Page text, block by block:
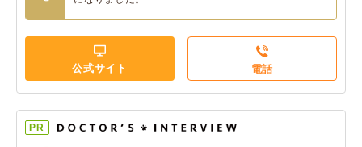
公式サイト 電話
PR